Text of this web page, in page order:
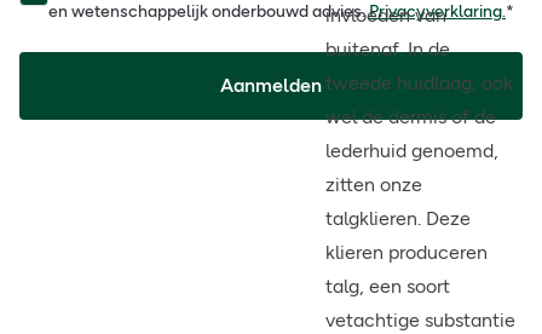
invloeden van
buitenaf. In de
tweede huidlaag, ook
wel de dermis of de
lederhuid genoemd,
zitten onze
talgklieren. Deze
klieren produceren
talg, een soort
vetachtige substantie
en wetenschappelijk onderbouwd advies.Privacyverklaring.*
Aanmelden